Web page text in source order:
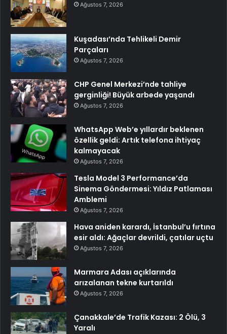
Ağustos 7, 2026
Kuşadası’nda Tehlikeli Demir
Parçaları
Ağustos 7, 2026
CHP Genel Merkezi’nde tahliye
gerginliği! Büyük arbede yaşandı
Ağustos 7, 2026
WhatsApp Web’e yıllardır beklenen
özellik geldi: Artık telefona ihtiyaç
kalmayacak
Ağustos 7, 2026
Tesla Model 3 Performance’da
Sinema Göndermesi: Yıldız Patlaması
Amblemi
Ağustos 7, 2026
Hava aniden karardı, İstanbul’u fırtına
esir aldı: Ağaçlar devrildi, çatılar uçtu
Ağustos 7, 2026
Marmara Adası açıklarında
arızalanan tekne kurtarıldı
Ağustos 7, 2026
Çanakkale’de Trafik Kazası: 2 Ölü, 3
Yaralı